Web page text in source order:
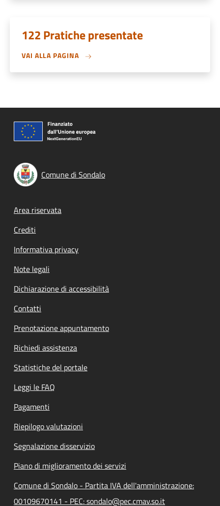
122 Pratiche presentate
VAI ALLA PAGINA
Comune di Sondalo
Footer menu
Area riservata
Crediti
Informativa privacy
Note legali
Dichiarazione di accessibilità
Contatti
Prenotazione appuntamento
Richiedi assistenza
Statistiche del portale
Leggi le FAQ
Pagamenti
Riepilogo valutazioni
Segnalazione disservizio
Piano di miglioramento dei servizi
Comune di Sondalo - Partita IVA dell'amministrazione:
00109670141 - PEC: sondalo@pec.cmav.so.it